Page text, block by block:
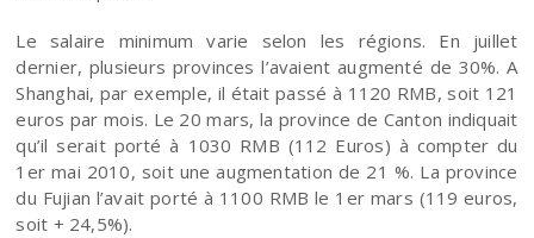
Le salaire minimum varie selon les régions. En juillet
dernier, plusieurs provinces l’avaient augmenté de 30%. A
Shanghai, par exemple, il était passé à 1120 RMB, soit 121
euros par mois. Le 20 mars, la province de Canton indiquait
qu’il serait porté à 1030 RMB (112 Euros) à compter du
1er mai 2010, soit une augmentation de 21 %. La province
du Fujian l’avait porté à 1100 RMB le 1er mars (119 euros,
soit + 24,5%).